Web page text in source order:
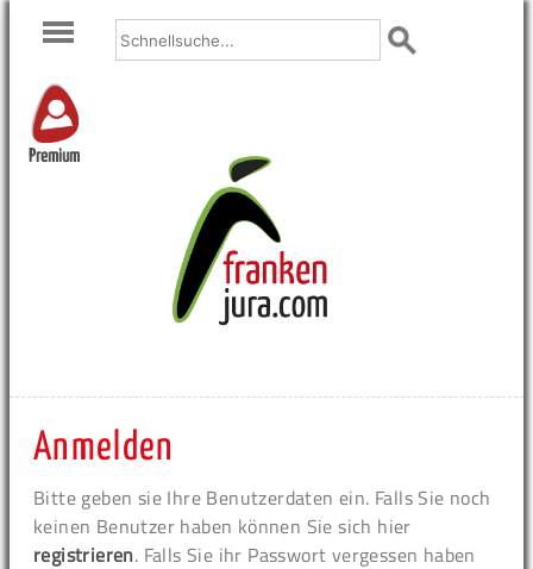
Premium
Anmelden
Bitte geben sie Ihre Benutzerdaten ein. Falls Sie noch
keinen Benutzer haben können Sie sich hier
registrieren. Falls Sie ihr Passwort vergessen haben